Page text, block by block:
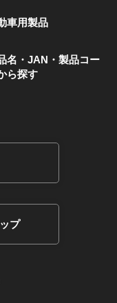
車用製品
名・JAN・ 製品コー
ら探す
プ